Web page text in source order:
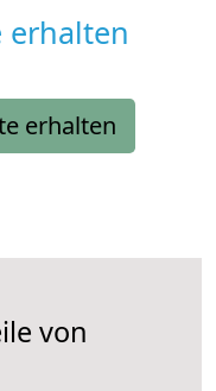
erhalten
erhalten
von